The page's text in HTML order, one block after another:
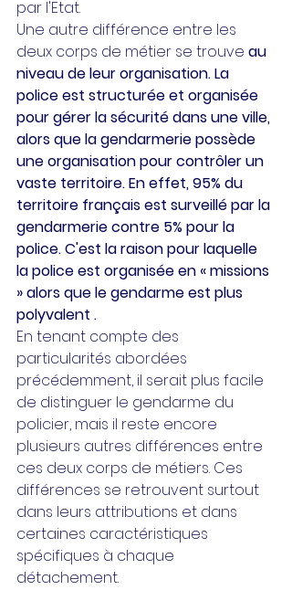
par l'Etat.
Une autre différence entre les
deux corps de métier se trouve au
niveau de leur organisation. La
police est structurée et organisée
pour gérer la sécurité dans une ville,
alors que la gendarmerie possède
une organisation pour contrôler un
vaste territoire. En effet, 95% du
territoire français est surveillé par la
gendarmerie contre 5% pour la
police. C'est la raison pour laquelle
la police est organisée en « missions
» alors que le gendarme est plus
polyvalent .
En tenant compte des
particularités abordées
précédemment, il serait plus facile
de distinguer le gendarme du
policier, mais il reste encore
plusieurs autres différences entre
ces deux corps de métiers. Ces
différences se retrouvent surtout
dans leurs attributions et dans
certaines caractéristiques
spécifiques à chaque
détachement.